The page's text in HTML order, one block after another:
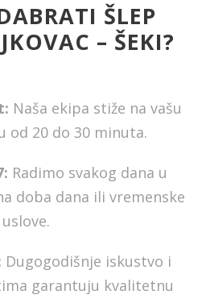
ŠLEP
– ŠEKI?
Naša ekipa stiže na vašu
od 20 do 30 minuta.
Radimo svakog dana u
doba dana ili vremenske
uslove.
Dugogodišnje iskustvo i
garantuju kvalitetnu